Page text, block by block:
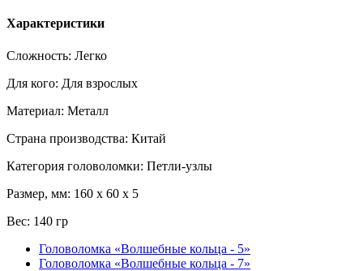
Характеристики
Сложность: Легко
Для кого: Для взрослых
Материал: Металл
Страна производства: Китай
Категория головоломки: Петли-узлы
Размер, мм: 160 x 60 x 5
Вес: 140 гр
Головоломка «Волшебные кольца - 5»
Головоломка «Волшебные кольца - 7»